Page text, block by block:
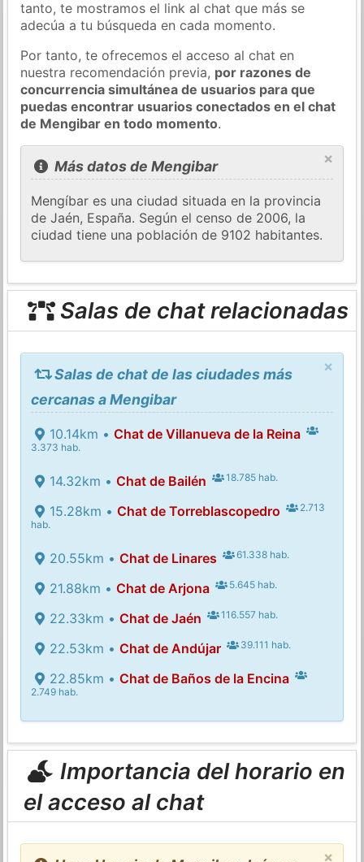
tanto, te mostramos el link al chat que más se
adecúa a tu búsqueda en cada momento.
Por tanto, te ofrecemos el acceso al chat en
nuestra recomendación previa, por razones de
concurrencia simultánea de usuarios para que
puedas encontrar usuarios conectados en el chat
de Mengibar en todo momento.
×
Más datos de Mengibar
Mengíbar es una ciudad situada en la provincia
de Jaén, España. Según el censo de 2006, la
ciudad tiene una población de 9102 habitantes.
Salas de chat relacionadas
×
Salas de chat de las ciudades más
cercanas a Mengibar
10.14km • Chat de Villanueva de la Reina
3.373 hab.
14.32km • Chat de Bailén 18.785 hab.
15.28km • Chat de Torreblascopedro
2.713
hab.
20.55km • Chat de Linares 61.338 hab.
21.88km • Chat de Arjona 5.645 hab.
22.33km • Chat de Jaén 116.557 hab.
22.53km • Chat de Andújar 39.111 hab.
22.85km • Chat de Baños de la Encina
2.749 hab.
Importancia del horario en
el acceso al chat
×